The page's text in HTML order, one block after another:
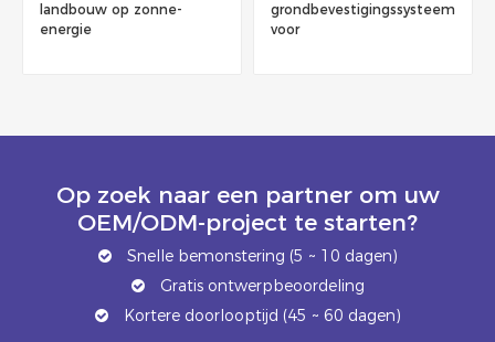
landbouw op zonne-
energie
grondbevestigingssysteem
voor
Op zoek naar een partner om uw
OEM/ODM-project te starten?
Snelle bemonstering (5 ~ 10 dagen)
Gratis ontwerpbeoordeling
Kortere doorlooptijd (45 ~ 60 dagen)